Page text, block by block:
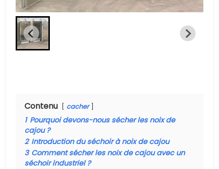
Contenu cacher
1 Pourquoi devons-nous sécher les noix de
cajou ?
2 Introduction du séchoir à noix de cajou
3 Comment sécher les noix de cajou avec un
séchoir industriel ?